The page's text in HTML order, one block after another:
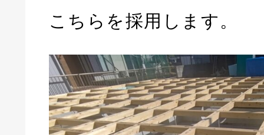
こちらを採用します。